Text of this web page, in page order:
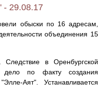
- 29.08.17
обыски по 16 адресам,
объединения 15
в Оренбургской
дело по факту создания
Аят". Устанавливается